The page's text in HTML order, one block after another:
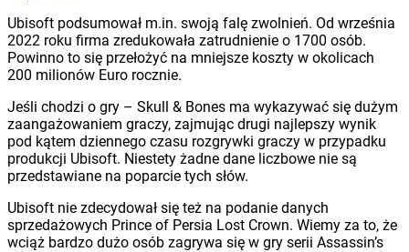
Ubisoft podsumował m.in. swoją falę zwolnień. Od września
2022 roku firma zredukowała zatrudnienie o 1700 osób.
Powinno to się przełożyć na mniejsze koszty w okolicach
200 milionów Euro rocznie.
Jeśli chodzi o gry – Skull & Bones ma wykazywać się dużym
zaangażowaniem graczy, zajmując drugi najlepszy wynik
pod kątem dziennego czasu rozgrywki graczy w przypadku
produkcji Ubisoft. Niestety żadne dane liczbowe nie są
przedstawiane na poparcie tych słów.
Ubisoft nie zdecydował się też na podanie danych
sprzedażowych Prince of Persia Lost Crown. Wiemy za to, że
wciąż bardzo dużo osób zagrywa się w gry serii Assassin’s